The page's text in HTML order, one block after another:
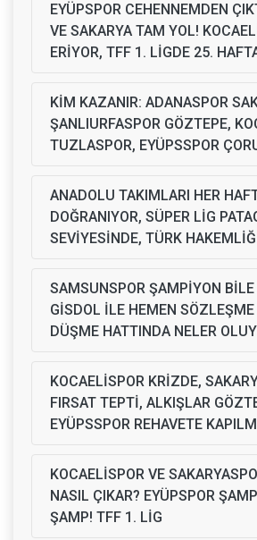
EYÜPSPOR CEHENNEMDEN
VE SAKARYA TAM YOL!
ERİYOR, TFF 1. LİGDE 25.
KİM KAZANIR: ADANASPOR
ŞANLIURFASPOR GÖZTEPE,
TUZLASPOR, EYÜPSSPOR
ANADOLU TAKIMLARI HER
DOĞRANIYOR, SÜPER LİG
SEVİYESİNDE, TÜRK
SAMSUNSPOR ŞAMPİYON
GİSDOL İLE HEMEN
DÜŞME HATTINDA NELER
KOCAELİSPOR KRİZDE,
FIRSAT TEPTİ, ALKIŞLAR
EYÜPSSPOR REHAVETE
KOCAELİSPOR VE
NASIL ÇIKAR? EYÜPSPOR
ŞAMP! TFF 1. LİG